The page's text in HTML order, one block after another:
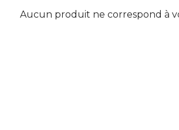
Aucun produit ne correspond à